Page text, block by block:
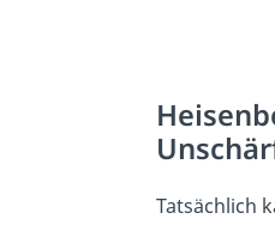
Tatsächlich